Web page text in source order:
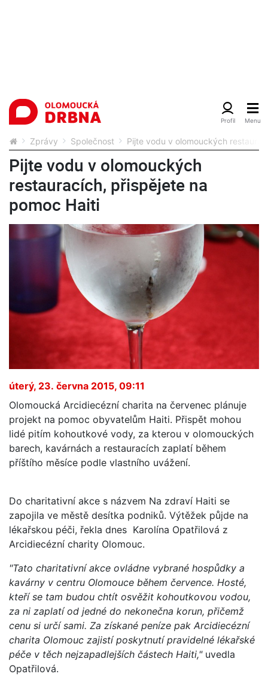
Zprávy Společnost Pijte vodu v olomouckých
Pijte vodu v olomouckých
restauracích, přispějete na
pomoc Haiti
úterý, 23. června 2015, 09:11
Olomoucká Arcidiecézní charita na červenec plánuje
projekt na pomoc obyvatelům Haiti. Přispět mohou
lidé pitím kohoutkové vody, za kterou v olomouckých
barech, kavárnách a restauracích zaplatí během
příštího měsíce podle vlastního uvážení.
Do charitativní akce s názvem Na zdraví Haiti se
zapojila ve městě desítka podniků. Výtěžek půjde na
lékařskou péči, řekla dnes Karolína Opatřilová z
Arcidiecézní charity Olomouc.
"Tato charitativní akce ovládne vybrané hospůdky a
kavárny v centru Olomouce během července. Hosté,
kteří se tam budou chtít osvěžit kohoutkovou vodou,
za ni zaplatí od jedné do nekonečna korun, přičemž
cenu si určí sami. Za získané peníze pak Arcidiecézní
charita Olomouc zajistí poskytnutí pravidelné lékařské
péče v těch nejzapadlejších částech Haiti,"uvedla
Opatřilová.